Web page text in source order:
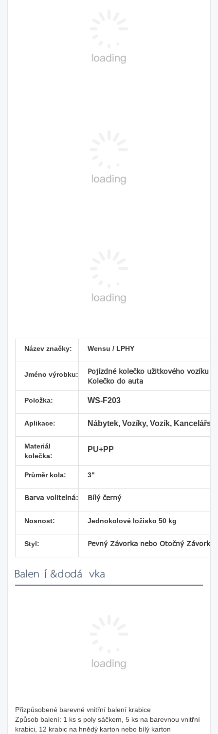
Název značky: Wensu / LPHY
Jméno výrobku:
Pojízdné kolečko užitkového vozíku
Kolečko do auta
Položka: WS-F203
Aplikace: Nábytek, Vozíky, Vozík,
Materiál
kolečka:
PU+PP
Průměr kola: 3"
Barva volitelná: Bílý černý
Nosnost: Jednokolové ložisko 50 kg
Styl: Pevný Závorka nebo Otočný Závorka
Balení&dodávka
Přizpůsobené barevné vnitřní balení krabice
Způsob balení: 1 ks s poly sáčkem, 5 ks na barevnou vnitřní
krabici, 12 krabic na hnědý karton nebo bílý karton